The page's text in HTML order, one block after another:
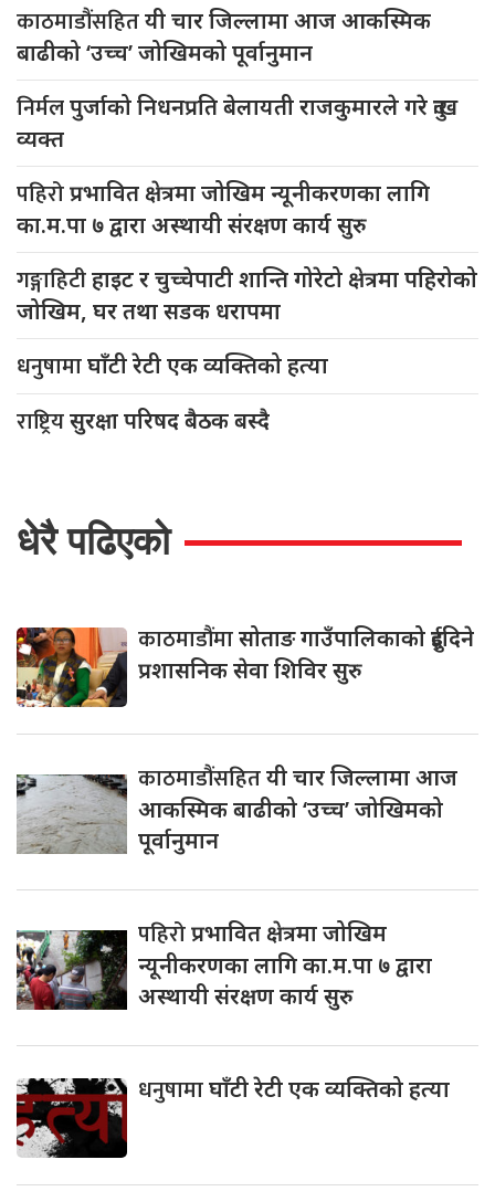
काठमाडौंसहितयी चार जिल्लामा आज आकस्मिक
बाढीको ‘उच्च’ जोखिमको पूर्वानुमान
निर्मलपुर्जाको निधनप्रति बेलायती राजकुमारले गरे दुःख
व्यक्त
पहिरोप्रभावित क्षेत्रमा जोखिम न्यूनीकरणका लागि
का.म.पा ७ द्वारा अस्थायी संरक्षण कार्य सुरु
गङ्गाहिटीहाइट र चुच्चेपाटी शान्ति गोरेटो क्षेत्रमा पहिरोको
जोखिम, घर तथा सडक धरापमा
धनुषामाघाँटी रेटी एक व्यक्तिको हत्या
राष्ट्रियसुरक्षा परिषद बैठक बस्दै
धेरै पढिएको
काठमाडौंमासोताङ गाउँपालिकाको दुईदिने
प्रशासनिक सेवा शिविर सुरु
काठमाडौंसहितयी चार जिल्लामा आज
आकस्मिक बाढीको ‘उच्च’ जोखिमको
पूर्वानुमान
पहिरोप्रभावित क्षेत्रमा जोखिम
न्यूनीकरणका लागि का.म.पा ७ द्वारा
अस्थायी संरक्षण कार्य सुरु
धनुषामाघाँटी रेटी एक व्यक्तिको हत्या